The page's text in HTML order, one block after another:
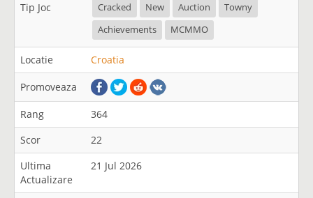
Tip Joc
Cracked
New Auction
Towny
Achievements
MCMMO
Locatie Croatia
Promoveaza
Rang
364
Scor
22
Ultima
Actualizare
21 Jul 2026